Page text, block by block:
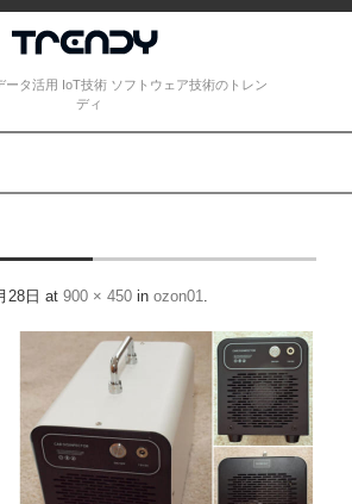
ータ活用 IoT技術 ソフトウェア技術のトレン
ディ
28日 at 900 × 450 in ozon01.